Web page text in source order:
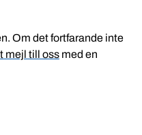
Om det fortfarande inte
mejl till oss med en